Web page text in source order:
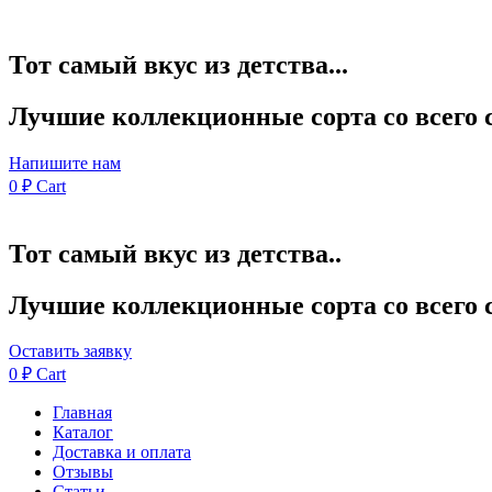
Тот самый вкус из детства...
Лучшие коллекционные сорта со всего
Напишите нам
0 ₽ Cart
Тот самый вкус из детства..
Лучшие коллекционные сорта со всего
Оставить заявку
0 ₽ Cart
Главная
Каталог
Доставка и оплата
Отзывы